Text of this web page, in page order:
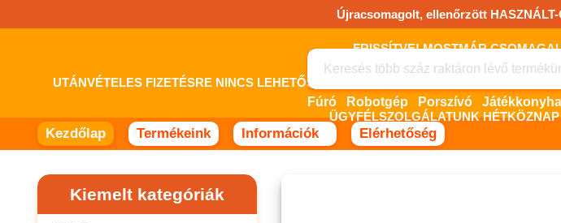
a
Újracsomagolt, ellenőrzött
FRISSÍTVE! MOSTMÁR
UTÁNVÉTELES FIZETÉSRE NINCS LEHETŐSÉG! FIZETNI ONLINE
ÜGYFÉLSZOLGÁLATUNK
Fúró Robotgép Porszívó
Kezdőlap Termékeink Információk Elérhetőség
Kiemelt kategóriák